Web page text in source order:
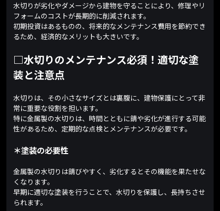
水切りが劣化やダメージから建物を守ることにより、修理やリ
フォームのコストが長期的に削減されます。
初期投資はあるものの、将来的なメンテナンス費用を節約でき
るため、経済的なメリットも大きいです。
□水切りのメンテナンス必須！適切な塗
装と注意点
水切りは、その小さなサイズとは裏腹に、建物保護にとって非
常に重要な役割を担います。
特に金属製の水切りは、時間とともに錆や劣化が進行する可能
性があるため、定期的な点検とメンテナンスが必要です。
＊塗装の必要性
金属製の水切りは錆びやすく、劣化するとその機能を果たせな
くなります。
早期に適切な塗装を行うことで、水切りを保護し、長持ちさせ
られます。